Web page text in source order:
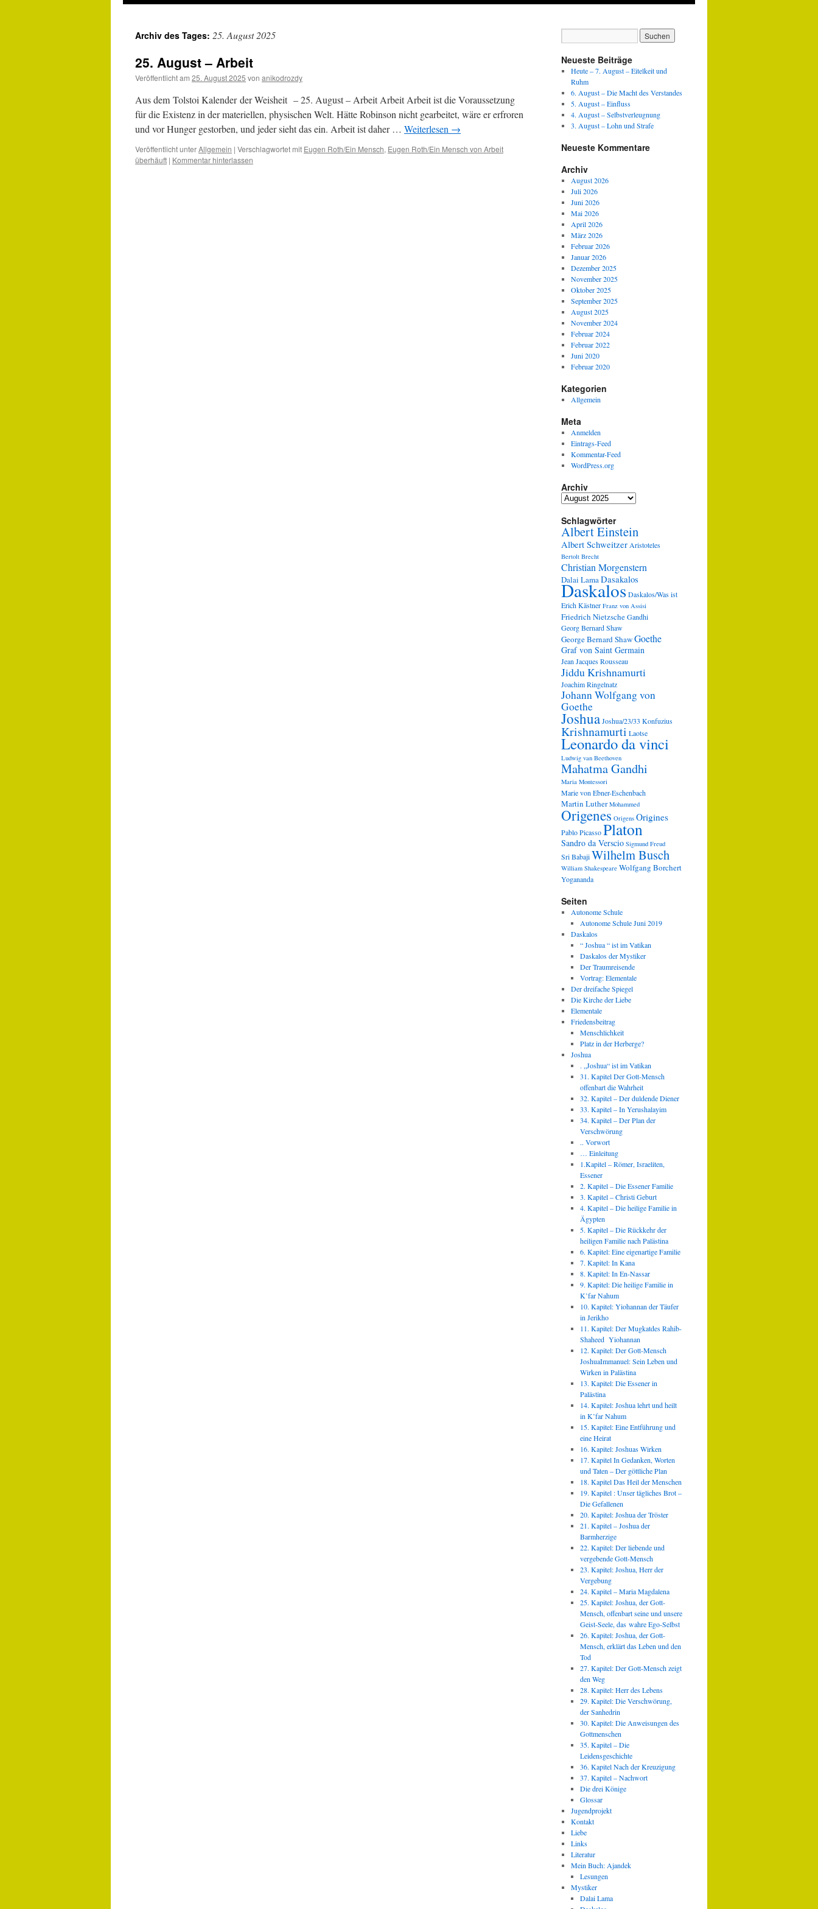
Archiv des Tages: 25. August 2025
25. August – Arbeit
Veröffentlicht am 25. August 2025 von anikodrozdy
Aus dem Tolstoi Kalender der Weisheit – 25. August – Arbeit Arbeit Arbeit ist die Voraussetzung
für die Existenz in der materiellen, physischen Welt. Hätte Robinson nicht gearbeitet, wäre er erfroren
und vor Hunger gestorben, und jeder sieht das ein. Arbeit ist daher … Weiterlesen →
Veröffentlicht unterAllgemein | Verschlagwortet mit Eugen Roth/Ein Mensch, Eugen Roth/Ein Mensch von Arbeit
überhäuft | Kommentar hinterlassen
Neueste Beiträge
Heute – 7. August – Eitelkeit und
Ruhm
6. August – Die Macht des Verstandes
5. August – Einfluss
4. August – Selbstverleugnung
3. August – Lohn und Strafe
Neueste Kommentare
Archiv
August 2026
Juli 2026
Juni 2026
Mai 2026
April 2026
März 2026
Februar 2026
Januar 2026
Dezember 2025
November 2025
Oktober 2025
September 2025
August 2025
November 2024
Februar 2024
Februar 2022
Juni 2020
Februar 2020
Kategorien
Allgemein
Meta
Anmelden
Eintrags-Feed
Kommentar-Feed
WordPress.org
Archiv
Archiv
Schlagwörter
Albert Einstein
Albert Schweitzer Aristoteles
Bertolt Brecht
Christian Morgenstern
Dalai LamaDasakalos
DaskalosDaskalos/Was ist
Erich Kästner Franz von Assisi
Friedrich NietzscheGandhi
Georg Bernard Shaw
George Bernard ShawGoethe
Graf von Saint Germain
Jean Jacques Rousseau
Jiddu Krishnamurti
Joachim Ringelnatz
Johann Wolfgang von
Goethe
JoshuaJoshua/23/33 Konfuzius
Krishnamurti Laotse
Leonardo da vinci
Ludwig van Beethoven
Mahatma Gandhi
Maria Montessori
Marie von Ebner-Eschenbach
Martin Luther Mohammed
Origenes Origens Origines
Pablo PicassoPlaton
Sandro da Verscio Sigmund Freud
Sri BabajiWilhelm Busch
William Shakespeare Wolfgang Borchert
Yogananda
Seiten
Autonome Schule
Autonome Schule Juni 2019
Daskalos
“ Joshua “ ist im Vatikan
Daskalos der Mystiker
Der Traumreisende
Vortrag: Elementale
Der dreifache Spiegel
Die Kirche der Liebe
Elementale
Friedensbeitrag
Menschlichkeit
Platz in der Herberge?
Joshua
. „Joshua“ ist im Vatikan
31. Kapitel Der Gott-Mensch
offenbart die Wahrheit
32. Kapitel – Der duldende Diener
33. Kapitel – In Yerushalayim
34. Kapitel – Der Plan der
Verschwörung
.. Vorwort
… Einleitung
1.Kapitel – Römer, Israeliten,
Essener
2. Kapitel – Die Essener Familie
3. Kapitel – Christi Geburt
4. Kapitel – Die heilige Familie in
Ägypten
5. Kapitel – Die Rückkehr der
heiligen Familie nach Palästina
6. Kapitel: Eine eigenartige Familie
7. Kapitel: In Kana
8. Kapitel: In En-Nassar
9. Kapitel: Die heilige Familie in
K’far Nahum
10. Kapitel: Yiohannan der Täufer
in Jerikho
11. Kapitel: Der Mugkatdes Rahib-
Shaheed Yiohannan
12. Kapitel: Der Gott-Mensch
JoshuaImmanuel: Sein Leben und
Wirken in Palästina
13. Kapitel: Die Essener in
Palästina
14. Kapitel: Joshua lehrt und heilt
in K’far Nahum
15. Kapitel: Eine Entführung und
eine Heirat
16. Kapitel: Joshuas Wirken
17. Kapitel In Gedanken, Worten
und Taten – Der göttliche Plan
18. Kapitel Das Heil der Menschen
19. Kapitel : Unser tägliches Brot –
Die Gefallenen
20. Kapitel: Joshua der Tröster
21. Kapitel – Joshua der
Barmherzige
22. Kapitel: Der liebende und
vergebende Gott-Mensch
23. Kapitel: Joshua, Herr der
Vergebung
24. Kapitel – Maria Magdalena
25. Kapitel: Joshua, der Gott-
Mensch, offenbart seine und unsere
Geist-Seele, das wahre Ego-Selbst
26. Kapitel: Joshua, der Gott-
Mensch, erklärt das Leben und den
Tod
27. Kapitel: Der Gott-Mensch zeigt
den Weg
28. Kapitel: Herr des Lebens
29. Kapitel: Die Verschwörung,
der Sanhedrin
30. Kapitel: Die Anweisungen des
Gottmenschen
35. Kapitel – Die
Leidensgeschichte
36. Kapitel Nach der Kreuzigung
37. Kapitel – Nachwort
Die drei Könige
Glossar
Jugendprojekt
Kontakt
Liebe
Links
Literatur
Mein Buch: Ajandek
Lesungen
Mystiker
Dalai Lama